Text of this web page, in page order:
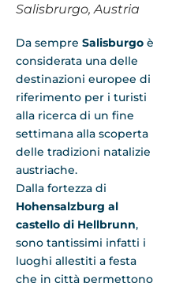
Salisbrurgo, Austria
Da sempre Salisburgo è
considerata una delle
destinazioni europee di
riferimento per i turisti
alla ricerca di un fine
settimana alla scoperta
delle tradizioni natalizie
austriache.
Dalla fortezza di
Hohensalzburg al
castello di Hellbrunn,
sono tantissimi infatti i
luoghi allestiti a festa
che in città permettono